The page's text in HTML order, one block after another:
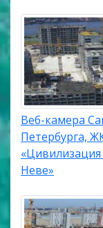
Веб-камера
Петербурга,
«Цивилизация
Неве»